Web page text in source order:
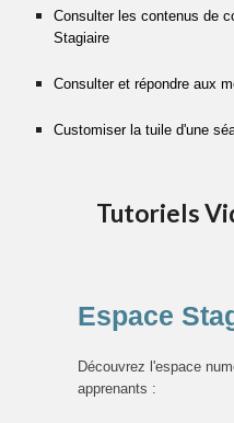
Consulter les contenus de
Stagiaire
Consulter et répondre aux
Customiser la tuile d'une
Tutoriels
Espace
Découvrez l'espace
apprenants :